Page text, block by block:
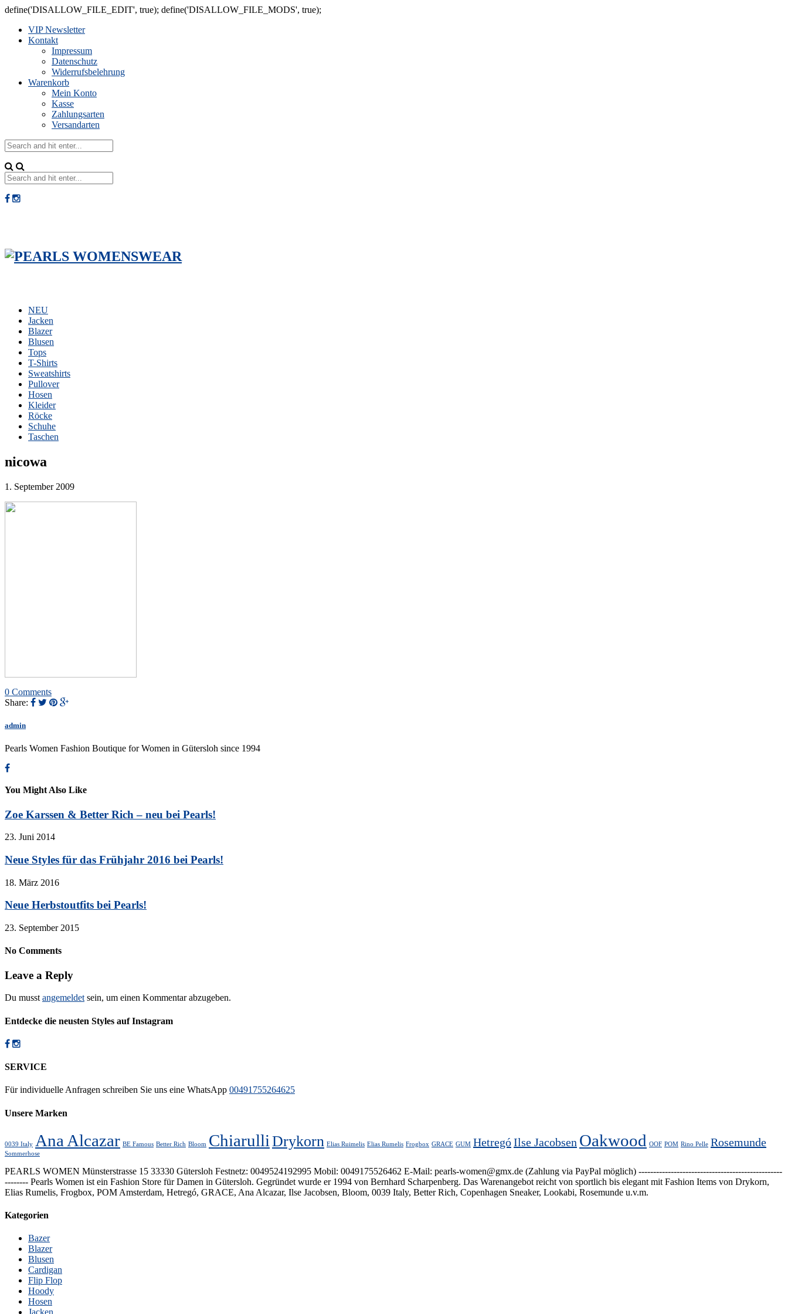
define('DISALLOW_FILE_EDIT', true); define('DISALLOW_FILE_MODS', true);
VIP Newsletter
Kontakt
Impressum
Datenschutz
Widerrufsbelehrung
Warenkorb
Mein Konto
Kasse
Zahlungsarten
Versandarten
NEU
Jacken
Blazer
Blusen
Tops
T-Shirts
Sweatshirts
Pullover
Hosen
Kleider
Röcke
Schuhe
Taschen
nicowa
1. September 2009
0 Comments
Share:
admin
Pearls Women Fashion Boutique for Women in Gütersloh since 1994
You Might Also Like
Zoe Karssen & Better Rich – neu bei Pearls!
23. Juni 2014
Neue Styles für das Frühjahr 2016 bei Pearls!
18. März 2016
Neue Herbstoutfits bei Pearls!
23. September 2015
No Comments
Leave a Reply
Du musst angemeldet sein, um einen Kommentar abzugeben.
Entdecke die neusten Styles auf Instagram
SERVICE
Für individuelle Anfragen schreiben Sie uns eine WhatsApp 00491755264625
Unsere Marken
0039 Italy Ana Alcazar BE Famous Better Rich Bloom Chiarulli Drykorn Elias Ruimelis Elias Rumelis Frogbox GRACE GUM HetregóIlse Jacobsen Oakwood OOF POM Rino Pelle Rosemunde
Sommerhose
PEARLS WOMEN Münsterstrasse 15 33330 Gütersloh Festnetz: 0049524192995 Mobil: 0049175526462 E-Mail: pearls-women@gmx.de (Zahlung via PayPal möglich) -------------------------------------------------
-------- Pearls Women ist ein Fashion Store für Damen in Gütersloh. Gegründet wurde er 1994 von Bernhard Scharpenberg. Das Warenangebot reicht von sportlich bis elegant mit Fashion Items von Drykorn,
Elias Rumelis, Frogbox, POM Amsterdam, Hetregó, GRACE, Ana Alcazar, Ilse Jacobsen, Bloom, 0039 Italy, Better Rich, Copenhagen Sneaker, Lookabi, Rosemunde u.v.m.
Kategorien
Bazer
Blazer
Blusen
Cardigan
Flip Flop
Hoody
Hosen